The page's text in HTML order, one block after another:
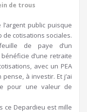
de trous
public puisque
de cotisations sociales.
de paye d’un
d’une retraite
avec un PEA
à investir. Et j’ai
pour une valeur de
ce Depardieu est mille